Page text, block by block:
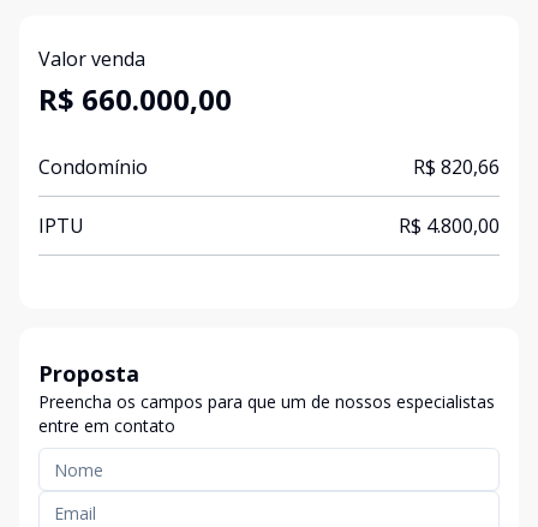
Valor venda
R$ 660.000,00
Condomínio R$ 820,66
IPTU R$ 4.800,00
Proposta
Preencha os campos para que um de nossos especialistas
entre em contato